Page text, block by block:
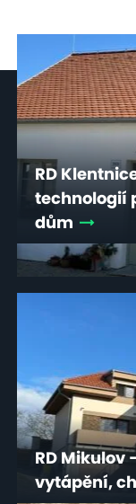
RD
technologií
dům
RD Mikulov
vytápění,